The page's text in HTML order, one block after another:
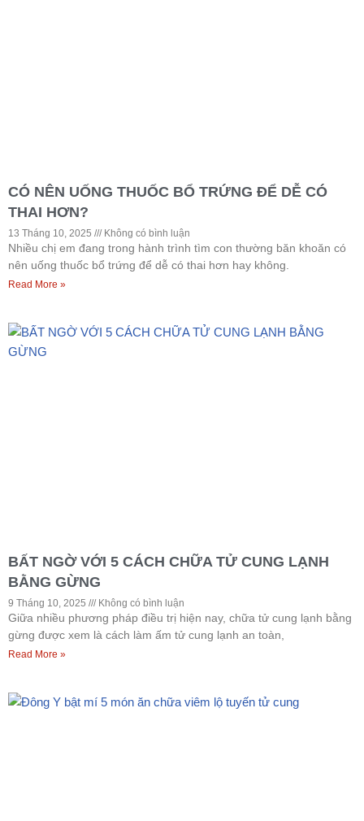
CÓ NÊN UỐNG THUỐC BỔ TRỨNG ĐỂ DỄ CÓ
THAI HƠN?
13 Tháng 10, 2025 Không có bình luận
Nhiều chị em đang trong hành trình tìm con thường băn khoăn có
nên uống thuốc bổ trứng để dễ có thai hơn hay không.
Read More »
BẤT NGỜ VỚI 5 CÁCH CHỮA TỬ CUNG LẠNH
BẰNG GỪNG
9 Tháng 10, 2025 Không có bình luận
Giữa nhiều phương pháp điều trị hiện nay, chữa tử cung lạnh bằng
gừng được xem là cách làm ấm tử cung lạnh an toàn,
Read More »